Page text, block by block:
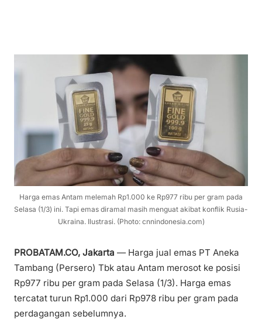
Harga emas Antam melemah Rp1.000 ke Rp977 ribu per gram pada
Selasa (1/3) ini. Tapi emas diramal masih menguat akibat konflik Rusia-
Ukraina. Ilustrasi. (Photo: cnnindonesia.com)
PROBATAM.CO, Jakarta — Harga jual emas PT Aneka
Tambang (Persero) Tbk atau Antam merosot ke posisi
Rp977 ribu per gram pada Selasa (1/3). Harga emas
tercatat turun Rp1.000 dari Rp978 ribu per gram pada
perdagangan sebelumnya.